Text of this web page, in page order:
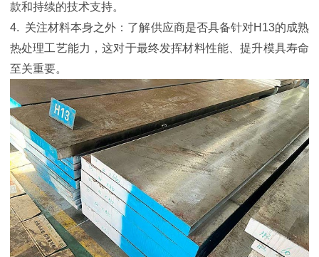
款和持续的技术支持。
4. 关注材料本身之外：了解供应商是否具备针对H13的成熟
热处理工艺能力，这对于最终发挥材料性能、提升模具寿命
至关重要。